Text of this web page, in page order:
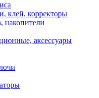
клей, корректоры
накопители
аксессуары